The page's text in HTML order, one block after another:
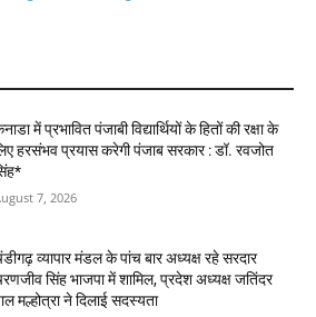
में प्रभावित पंजाबी विद्यार्थियों के हितों की रक्षा के
हरसंभव प्रयास करेगी पंजाब सरकार : डॉ. रवजोत
7, 2026
व्यापार मंडल के पांच बार अध्यक्ष रहे सरदार
सिंह भाजपा में शामिल, प्रदेश अध्यक्ष जतिंदर
मल्होत्रा ने दिलाई सदस्यता